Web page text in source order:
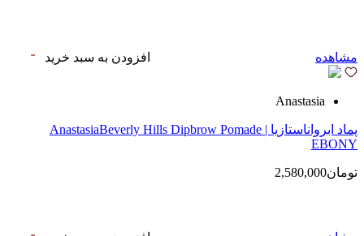
مشاهده افزودن به سبد خرید
Anastasia
پماد ابرواناستازیا | AnastasiaBeverly Hills Dipbrow Pomade
EBONY
تومان2,580,000